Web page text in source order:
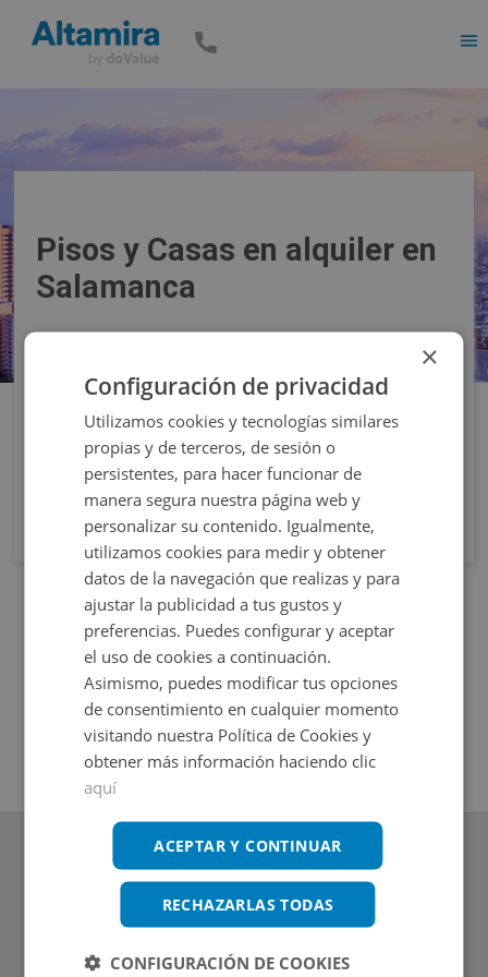
Pisos y Casas en alquiler en
Salamanca
Filtros
www.altamirainmuebles.com
Edificio Skylight
Avenida de Manoteras 14-16, 28050, Madrid
×
Configuración de privacidad
Utilizamos cookies y tecnologías similares
propias y de terceros, de sesión o
persistentes, para hacer funcionar de
manera segura nuestra página web y
personalizar su contenido. Igualmente,
utilizamos cookies para medir y obtener
datos de la navegación que realizas y para
ajustar la publicidad a tus gustos y
preferencias. Puedes configurar y aceptar
el uso de cookies a continuación.
Asimismo, puedes modificar tus opciones
de consentimiento en cualquier momento
visitando nuestra Política de Cookies y
obtener más información haciendo clic
aquí
ACEPTAR Y CONTINUAR
RECHAZARLAS TODAS
CONFIGURACIÓN DE COOKIES